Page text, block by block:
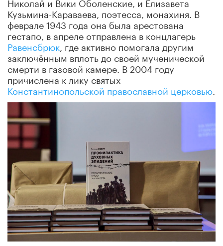
Кузьмина-Караваева, поэтесса, монахиня. В
феврале 1943 года она была арестована
гестапо, в апреле отправлена в концлагерь
Равенсбрюк , где активно помогала другим
заключённым вплоть до своей мученической
смерти в газовой камере. В 2004 году
причислена к лику святых
Константинопольской православной церковью